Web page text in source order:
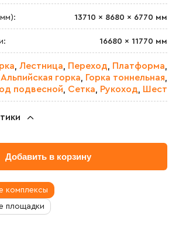
13710 × 8680 × 6770 мм
16680 × 11770 мм
, Лестница, Переход, Платформа,
Альпийская горка, Горка тоннельная,
подвесной, Сетка, Рукоход, Шест
объём:
Добавить в корзину
комплексы
площадки